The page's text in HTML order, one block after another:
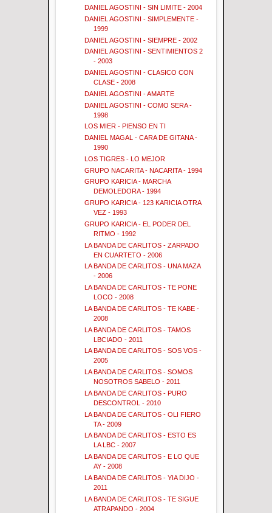
DANIEL AGOSTINI - SIN LIMITE - 2004
DANIEL AGOSTINI - SIMPLEMENTE -
1999
DANIEL AGOSTINI - SIEMPRE - 2002
DANIEL AGOSTINI - SENTIMIENTOS 2
- 2003
DANIEL AGOSTINI - CLASICO CON
CLASE - 2008
DANIEL AGOSTINI - AMARTE
DANIEL AGOSTINI - COMO SERA -
1998
LOS MIER - PIENSO EN TI
DANIEL MAGAL - CARA DE GITANA -
1990
LOS TIGRES - LO MEJOR
GRUPO NACARITA - NACARITA - 1994
GRUPO KARICIA - MARCHA
DEMOLEDORA - 1994
GRUPO KARICIA - 123 KARICIA OTRA
VEZ - 1993
GRUPO KARICIA - EL PODER DEL
RITMO - 1992
LA BANDA DE CARLITOS - ZARPADO
EN CUARTETO - 2006
LA BANDA DE CARLITOS - UNA MAZA
- 2006
LA BANDA DE CARLITOS - TE PONE
LOCO - 2008
LA BANDA DE CARLITOS - TE KABE -
2008
LA BANDA DE CARLITOS - TAMOS
LBCIADO - 2011
LA BANDA DE CARLITOS - SOS VOS -
2005
LA BANDA DE CARLITOS - SOMOS
NOSOTROS SABELO - 2011
LA BANDA DE CARLITOS - PURO
DESCONTROL - 2010
LA BANDA DE CARLITOS - OLI FIERO
TA - 2009
LA BANDA DE CARLITOS - ESTO ES
LA LBC - 2007
LA BANDA DE CARLITOS - E LO QUE
AY - 2008
LA BANDA DE CARLITOS - YIA DIJO -
2011
LA BANDA DE CARLITOS - TE SIGUE
ATRAPANDO - 2004